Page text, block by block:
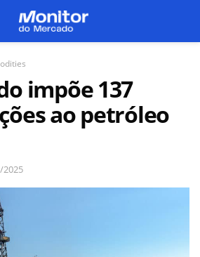
impõe 137
ao petróleo